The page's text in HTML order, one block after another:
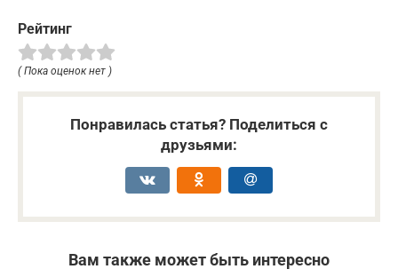
Рейтинг
( Пока оценок нет )
Понравилась статья? Поделиться с
друзьями:
Вам также может быть интересно